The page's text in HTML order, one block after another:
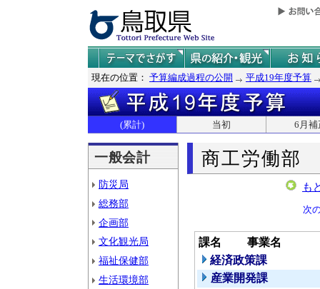
現在の位置： 予算編成過程の公開 平成19年度予算
(累計) 当初 6月補
一般会計
防災局
総務部
企画部
文化観光局
福祉保健部
生活環境部
商工労働部
も
次
課名
事業名
経済政策課
産業開発課